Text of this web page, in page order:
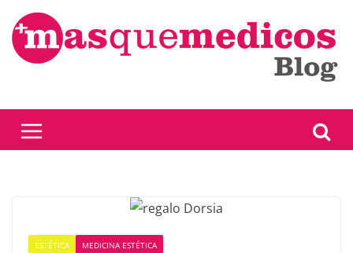
Saltar
contenido
ESTÉTICA MEDICINA ESTÉTICA